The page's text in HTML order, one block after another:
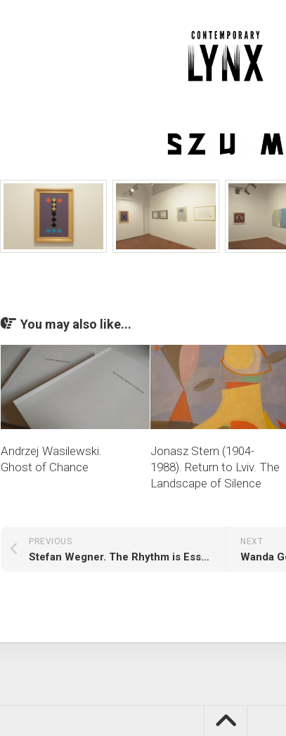
You may also like...
Andrzej Wasilewski.
Ghost of Chance
Jonasz Stern (1904-
1988). Return to Lviv. The
Landscape of Silence
NEXT
PREVIOUS
Stefan Wegner. The Rhythm is Essential